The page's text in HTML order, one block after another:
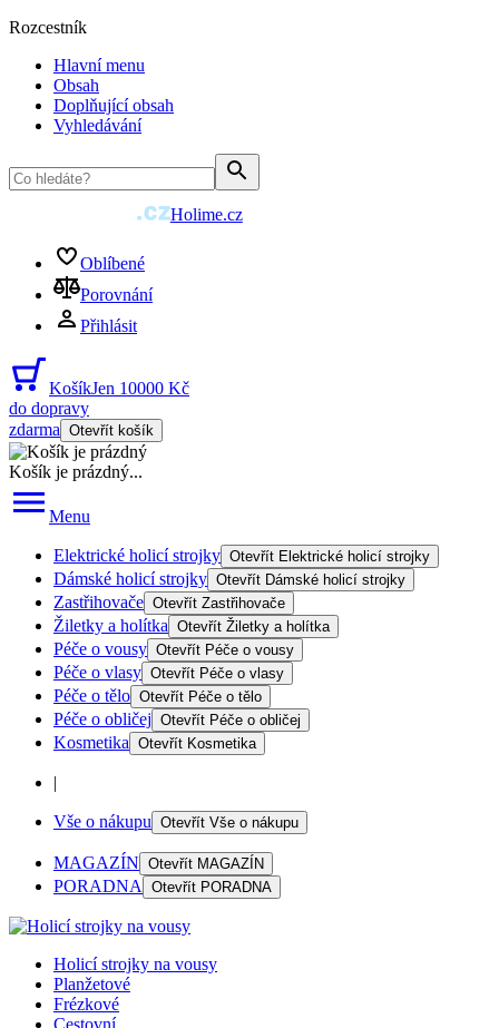
Rozcestník
Hlavní menu
Obsah
Doplňující obsah
Vyhledávání
Holime.cz
Oblíbené
Porovnání
Přihlásit
KošíkJen 10000 Kč
do dopravy
zdarma Otevřít košík
Košík je prázdný...
Menu
Elektrické holicí strojky Otevřít Elektrické holicí strojky
Dámské holicí strojky Otevřít Dámské holicí strojky
Zastřihovače Otevřít Zastřihovače
Žiletky a holítka Otevřít Žiletky a holítka
Péče o vousy Otevřít Péče o vousy
Péče o vlasy Otevřít Péče o vlasy
Péče o tělo Otevřít Péče o tělo
Péče o obličej Otevřít Péče o obličej
Kosmetika Otevřít Kosmetika
|
Vše o nákupu Otevřít Vše o nákupu
MAGAZÍN Otevřít MAGAZÍN
PORADNA Otevřít PORADNA
Holicí strojky na vousy
Planžetové
Frézkové